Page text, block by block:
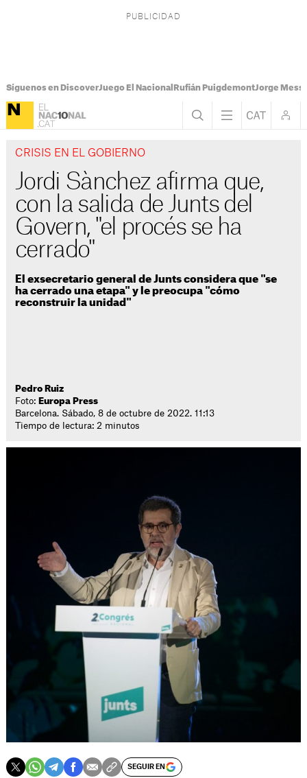
Síguenos en DiscoverJuego El Nacional Rufián PuigdemontJorge Messi
CRISIS EN EL GOBIERNO
Jordi Sànchez afirma que,
con la salida de Junts del
Govern, "el procés se ha
cerrado"
El exsecretario general de Junts considera que "se
ha cerrado una etapa" y le preocupa "cómo
reconstruir la unidad"
Pedro Ruiz
Foto: Europa Press
Barcelona. Sábado, 8 de octubre de 2022. 11:13
Tiempo de lectura: 2 minutos
SEGUIR EN